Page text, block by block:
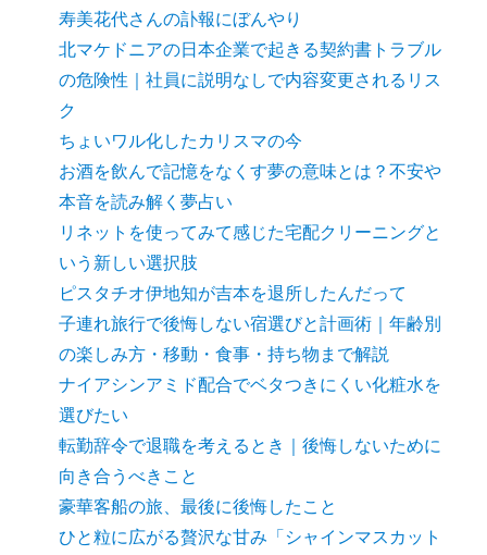
寿美花代さんの訃報にぼんやり
北マケドニアの日本企業で起きる契約書トラブル
の危険性｜社員に説明なしで内容変更されるリス
ク
ちょいワル化したカリスマの今
お酒を飲んで記憶をなくす夢の意味とは？不安や
本音を読み解く夢占い
リネットを使ってみて感じた宅配クリーニングと
いう新しい選択肢
ピスタチオ伊地知が吉本を退所したんだって
子連れ旅行で後悔しない宿選びと計画術｜年齢別
の楽しみ方・移動・食事・持ち物まで解説
ナイアシンアミド配合でベタつきにくい化粧水を
選びたい
転勤辞令で退職を考えるとき｜後悔しないために
向き合うべきこと
豪華客船の旅、最後に後悔したこと
ひと粒に広がる贅沢な甘み「シャインマスカット